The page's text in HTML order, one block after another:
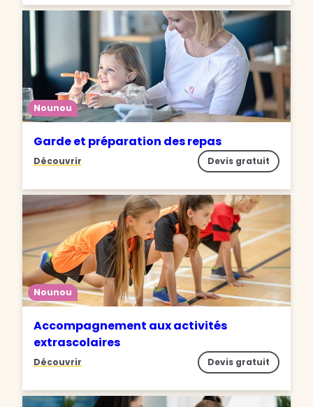
Nounou
Garde et préparation des repas
Découvrir Devis gratuit
Nounou
Accompagnement aux activités
extrascolaires
Découvrir Devis gratuit